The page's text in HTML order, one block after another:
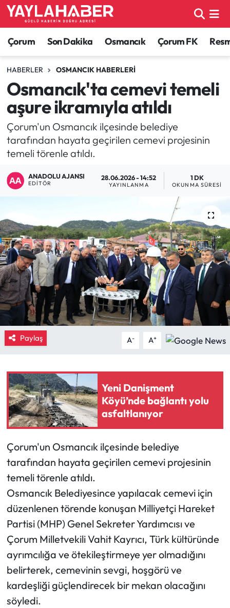
Çorum Son Dakika Osmancık Çorum FK
HABERLER OSMANCIK HABERLERI
Osmancık'ta cemevi temeli
aşure ikramıyla atıldı
Çorum'un Osmancık ilçesinde belediye
tarafından hayata geçirilen cemevi projesinin
temeli törenle atıldı.
ANADOLU AJANSI
EDITÖR
28.06.2026 - 14:52
YAYINLANMA
1 DK
OKUNMA SÜRESI
Paylaş A- A+
Yeni Danişment
Köyü’nde bağlantı yolu
asfaltlanıyor
Çorum'un Osmancık ilçesinde belediye
tarafından hayata geçirilen cemevi projesinin
temeli törenle atıldı.
Osmancık Belediyesince yapılacak cemevi için
düzenlenen törende konuşan Milliyetçi Hareket
Partisi (MHP) Genel Sekreter Yardımcısı ve
Çorum Milletvekili Vahit Kayrıcı, Türk kültüründe
ayrımcılığa ve ötekileştirmeye yer olmadığını
belirterek, cemevinin sevgi, hoşgörü ve
kardeşliği güçlendirecek bir mekan olacağını
söyledi.
Alaca Haberleri
Bayat Haberleri
Bilgi - Keşfet Haberleri
Bilim ve Teknoloji
Boğazkale Haberleri
Çorum Son Dakika Haberleri
Dodurga Haberleri
Eğitim
Ekonomi
Güncel
İskilip Haberleri
Kimdir?
Kültür Sanat
Laçin Haberleri
Magazin
Mecitözü Haberleri
Oğuzlar Haberleri
Ortaköy Haberleri
Osmancık Haberleri
Otomotiv
Çorum Nöbetçi Eczaneler
Çorum Hava Durumu
Çorum Namaz Vakitleri
Çorum Trafik Yoğunluk Haritası
TFF 1.Lig Puan Durumu ve Fikstür
Son Dakika Haberleri
Haber Arşivi